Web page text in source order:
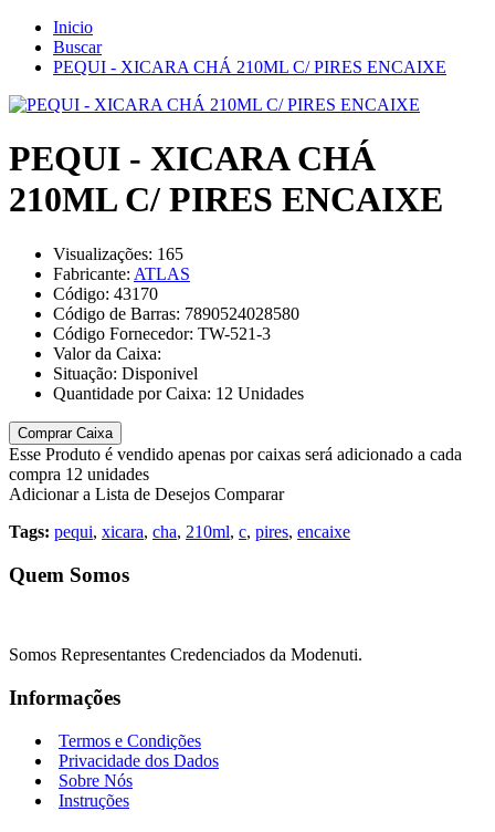
Inicio
Buscar
PEQUI - XICARA CHÁ 210ML C/ PIRES ENCAIXE
PEQUI - XICARA CHÁ
210ML C/ PIRES ENCAIXE
Visualizações: 165
Fabricante: ATLAS
Código: 43170
Código de Barras: 7890524028580
Código Fornecedor: TW-521-3
Valor da Caixa:
Situação: Disponivel
Quantidade por Caixa: 12 Unidades
Comprar Caixa
Esse Produto é vendido apenas por caixas será adicionado a cada
compra 12 unidades
Adicionar a Lista de Desejos Comparar
Tags: pequi, xicara, cha, 210ml, c, pires, encaixe
Quem Somos
Somos Representantes Credenciados da Modenuti.
Informações
Termos e Condições
Privacidade dos Dados
Sobre Nós
Instruções